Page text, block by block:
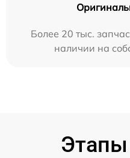
Более 20 тыс.
наличии на